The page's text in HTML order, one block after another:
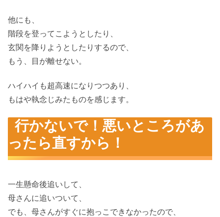
他にも、
階段を登ってこようとしたり、
玄関を降りようとしたりするので、
もう、目が離せない。
ハイハイも超高速になりつつあり、
もはや執念じみたものを感じます。
行かないで！悪いところがあ
ったら直すから！
一生懸命後追いして、
母さんに追いついて、
でも、母さんがすぐに抱っこできなかったので、